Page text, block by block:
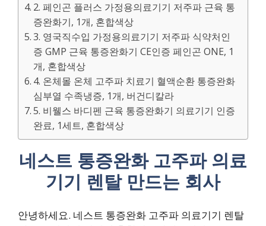
2. 페인곤 플러스 가정용의료기기 저주파 근육 통
증완화기, 1개, 혼합색상
3. 영국직수입 가정용의료기기 저주파 식약처인
증 GMP 근육 통증완화기 CE인증 페인곤 ONE, 1
개, 혼합색상
4. 온체몰 온체 고주파 치료기 혈액순환 통증완화
심부열 수족냉증, 1개, 버건디칼라
5. 비웰스 바디펜 근육 통증완화기 의료기기 인증
완료, 1세트, 혼합색상
네스트 통증완화 고주파 의료
기기 렌탈 만드는 회사
안녕하세요. 네스트 통증완화 고주파 의료기기 렌탈